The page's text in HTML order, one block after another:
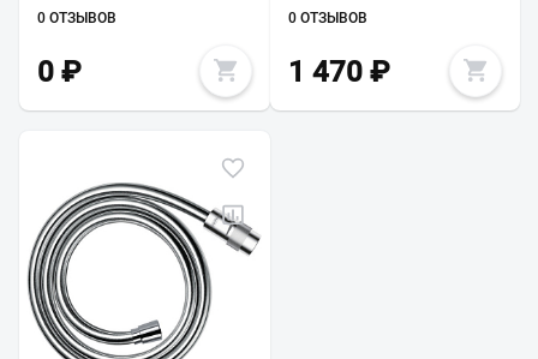
0 ОТЗЫВОВ
0 ₽
0 ОТЗЫВОВ
1 470₽